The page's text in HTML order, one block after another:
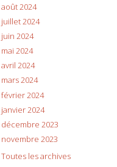
août 2024
juillet 2024
juin 2024
mai 2024
avril 2024
mars 2024
février 2024
janvier 2024
décembre 2023
novembre 2023
Toutes les archives